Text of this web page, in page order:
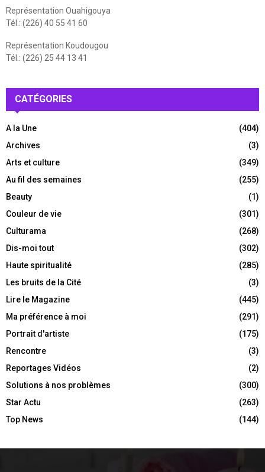
Représentation Ouahigouya
Tél.: (226) 40 55 41 60
Représentation Koudougou
Tél.: (226) 25 44 13 41
CATÉGORIES
A la Une
(404)
Archives
(3)
Arts et culture
(349)
Au fil des semaines
(255)
Beauty
(1)
Couleur de vie
(301)
Culturama
(268)
Dis-moi tout
(302)
Haute spiritualité
(285)
Les bruits de la Cité
(3)
Lire le Magazine
(445)
Ma préférence à moi
(291)
Portrait d'artiste
(175)
Rencontre
(3)
Reportages Vidéos
(2)
Solutions à nos problèmes
(300)
Star Actu
(263)
Top News
(144)